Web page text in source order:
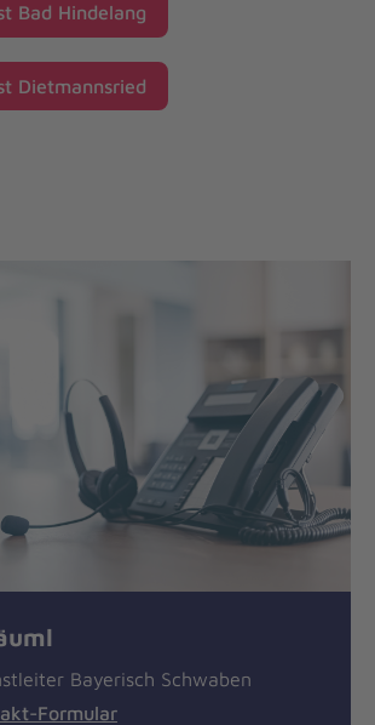
Bad Hindelang
Dietmannsried
Bayerisch Schwaben
Formular